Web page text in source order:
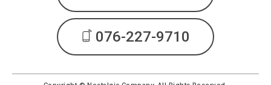
076-227-9710